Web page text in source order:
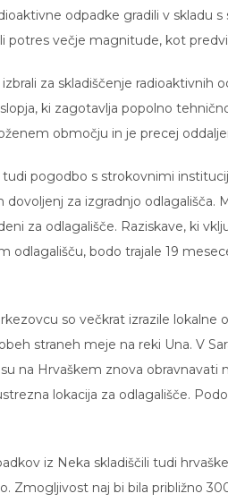
odpadke gradili v skladu
potres večje magnitude, kot
za skladiščenje radioaktivnih
ki zagotavlja popolno
območju in je precej
pogodbo s strokovnimi
za izgradnjo odlagališča.
za odlagališče. Raziskave, ki
odlagališču, bodo trajale 19
so večkrat izrazile lokalne
straneh meje na reki Una. V
na Hrvaškem znova obravnavati
lokacija za odlagališče.
iz Neka skladiščili tudi
Zmogljivost naj bi bila približno